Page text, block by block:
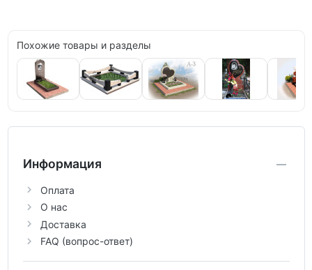
Похожие товары и разделы
Информация
Оплата
О нас
Доставка
FAQ (вопрос-ответ)